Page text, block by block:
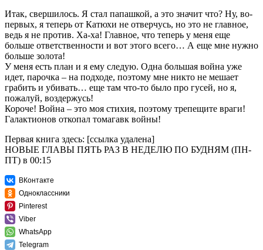
Итак, свершилось. Я стал папашкой, а это значит что? Ну, во-
первых, я теперь от Катюхи не отверчусь, но это не главное,
ведь я не против. Ха-ха! Главное, что теперь у меня еще
больше ответственности и вот этого всего… А еще мне нужно
больше золота!
У меня есть план и я ему следую. Одна большая война уже
идет, парочка – на подходе, поэтому мне никто не мешает
грабить и убивать… еще там что-то было про гусей, но я,
пожалуй, воздержусь!
Короче! Война – это моя стихия, поэтому трепещите враги!
Галактионов откопал томагавк войны!
Первая книга здесь: [ссылка удалена]
НОВЫЕ ГЛАВЫ ПЯТЬ РАЗ В НЕДЕЛЮ ПО БУДНЯМ (ПН-
ПТ) в 00:15
ВКонтакте
Одноклассники
Pinterest
Viber
WhatsApp
Telegram